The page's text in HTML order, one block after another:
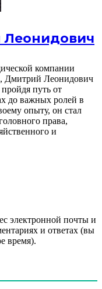
Леонидович
компании
Дмитрий Леонидович
путь от
до важных ролей в
опыту, он стал
права,
и
электронной почты и
и ответах (вы
время).